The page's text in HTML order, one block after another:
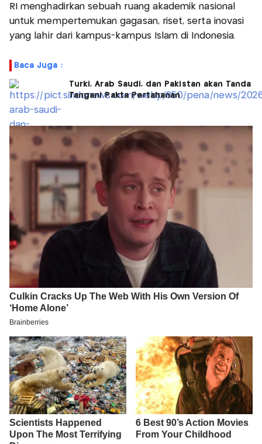
RI menghadirkan sebuah ruang akademik nasional
untuk mempertemukan gagasan, riset, serta inovasi
yang lahir dari kampus-kampus Islam di Indonesia.
Baca Juga :
Turki, Arab Saudi, dan Pakistan akan Tanda
Tangani Pakta Pertahanan